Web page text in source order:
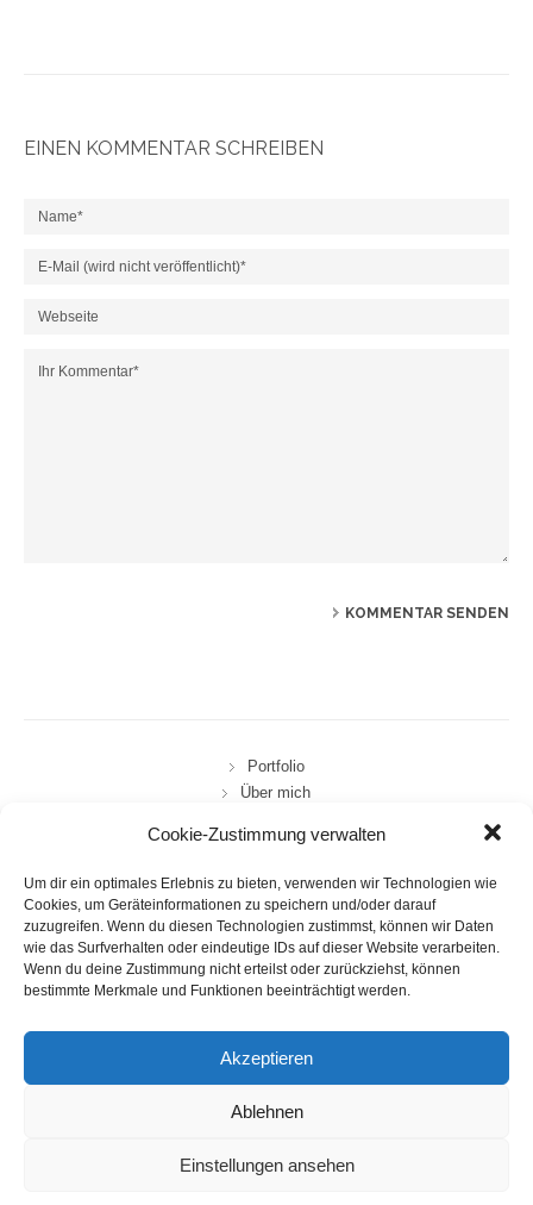
Cookie-Zustimmung verwalten
Um dir ein optimales Erlebnis zu bieten, verwenden wir Technologien wie
Cookies, um Geräteinformationen zu speichern und/oder darauf
zuzugreifen. Wenn du diesen Technologien zustimmst, können wir Daten
wie das Surfverhalten oder eindeutige IDs auf dieser Website verarbeiten.
Wenn du deine Zustimmung nicht erteilst oder zurückziehst, können
bestimmte Merkmale und Funktionen beeinträchtigt werden.
Akzeptieren
Ablehnen
Einstellungen ansehen
EINEN KOMMENTAR SCHREIBEN
Portfolio
Über mich
Datenschutzerklärung
Impressum